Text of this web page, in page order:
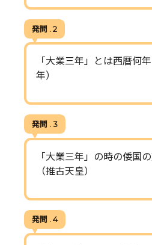
発問 . 2
「大業三年」とは西暦何
年）
発問 . 3
「大業三年」の時の倭国
（推古天皇）
発問 . 4